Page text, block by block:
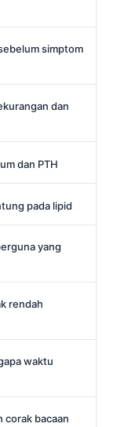
simptom
dan
dan PTH
pada lipid
yang
rendah
waktu
corak bacaan